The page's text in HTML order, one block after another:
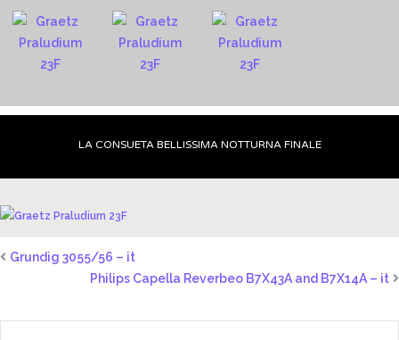
LA CONSUETA BELLISSIMA NOTTURNA FINALE
Grundig 3055/56 – it
Philips Capella Reverbeo B7X43A and B7X14A – it